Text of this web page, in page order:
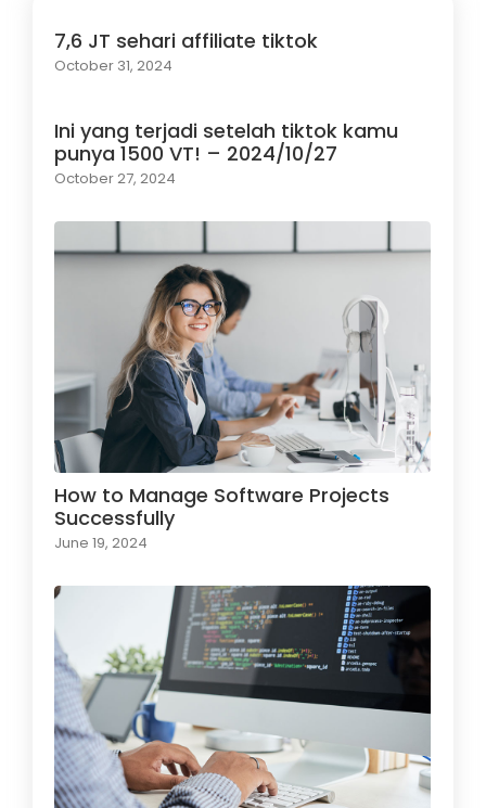
7,6 JT sehari affiliate tiktok
October 31, 2024
Ini yang terjadi setelah tiktok kamu
punya 1500 VT! – 2024/10/27
October 27, 2024
How to Manage Software Projects
Successfully
June 19, 2024